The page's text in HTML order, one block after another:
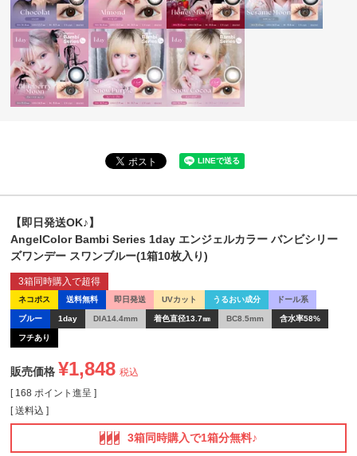
【即日発送OK♪】
AngelColor Bambi Series 1day エンジェルカラー バンビシリー
ズワンデー スワンブルー(1箱10枚入り)
ネコポス 送料無料 即日発送 UVカット うるおい成分 ドール系
ブルー 1day DIA14.4mm 着色直径13.7㎜ BC8.5mm 含水率58%
フチあり
3箱同時購入で超得
販売価格 ¥1,848 税込
[ 168 ポイント進呈 ]
送料込
3箱同時購入で1箱分無料♪